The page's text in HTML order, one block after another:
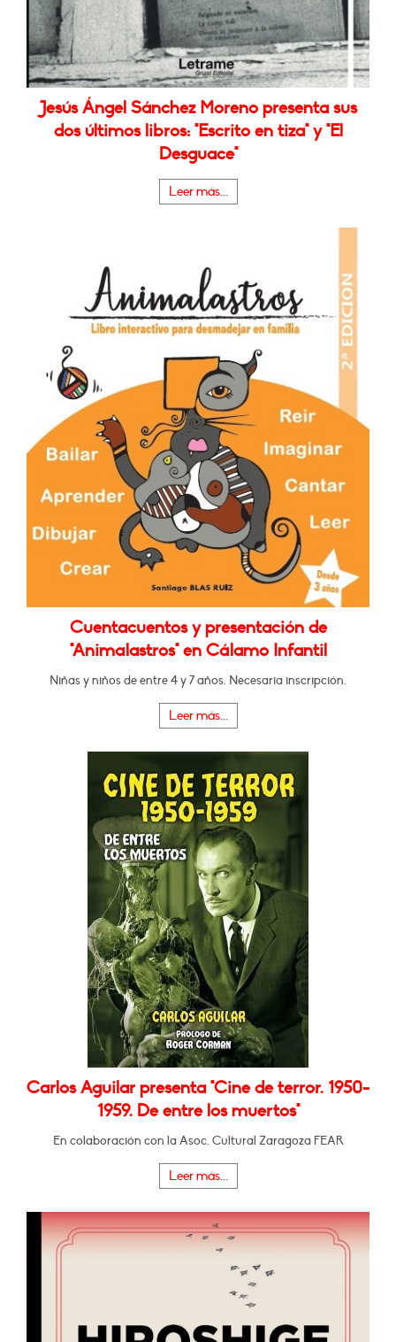
Jesús Ángel Sánchez Moreno presenta sus
dos últimos libros: "Escrito en tiza" y "El
Desguace"
Leer más...
Cuentacuentos y presentación de
"Animalastros" en Cálamo Infantil
Niñas y niños de entre 4 y 7 años. Necesaria inscripción.
Leer más...
Carlos Aguilar presenta "Cine de terror. 1950-
1959. De entre los muertos"
En colaboración con la Asoc. Cultural Zaragoza FEAR
Leer más...